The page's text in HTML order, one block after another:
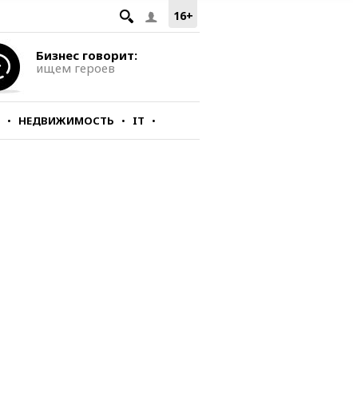
16+
Бизнес говорит:
ищем героев
НЕДВИЖИМОСТЬ IT